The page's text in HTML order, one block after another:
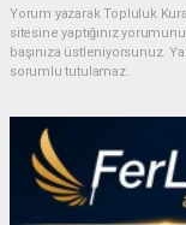
Yorum yazarak Topluluk
sitesine yaptığınız
başınıza üstleniyorsunuz.
sorumlu tutulamaz.